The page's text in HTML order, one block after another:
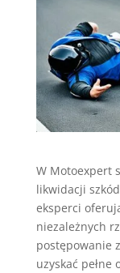
W Motoexpert
likwidacji
eksperci
niezależnych
postępowanie
uzyskać pełne